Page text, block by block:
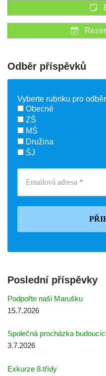
Odběr příspěvků
Vyberte rubriku pro
Obecné
ZŠ
MŠ
Družina
ŠJ
Poslední příspěvky
Podpořte naši Marušku
15.7.2026
Společná procházka
3.7.2026
Exkurze 8.třídy